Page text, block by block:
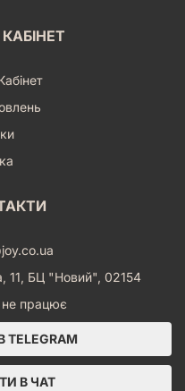
11, БЦ "Новий", 02154
працює
В ЧАТ